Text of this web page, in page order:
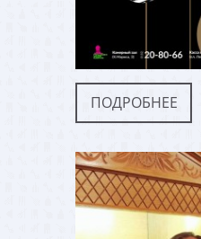
ПОДРОБНЕЕ